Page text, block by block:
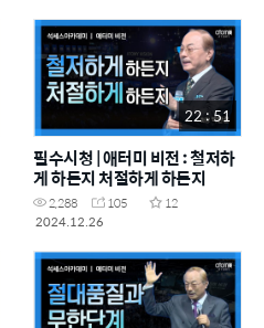
22 : 51
필수시청 | 애터미 비전 : 철저하
게 하든지 처절하게 하든지
2,288 105
12
2024.12.26